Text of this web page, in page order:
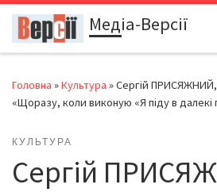
Перейти до вмістуМедіа-Версії
Головна »Культура »Сергій ПРИСЯЖНИЙ,
«Щоразу, коли виконую «Я піду в далекі
КУЛЬТУРА
Сергій